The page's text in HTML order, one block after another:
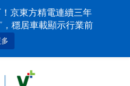
京東方精電連續三年
，穩居車載顯示行業前